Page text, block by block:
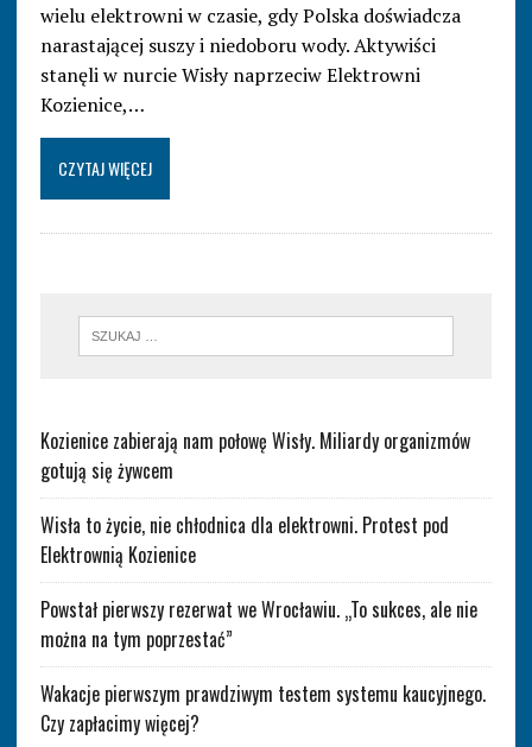
wielu elektrowni w czasie, gdy Polska doświadcza
narastającej suszy i niedoboru wody. Aktywiści
stanęli w nurcie Wisły naprzeciw Elektrowni
Kozienice,…
CZYTAJ WIĘCEJ
Kozienice zabierają nam połowę Wisły. Miliardy organizmów
gotują się żywcem
Wisła to życie, nie chłodnica dla elektrowni. Protest pod
Elektrownią Kozienice
Powstał pierwszy rezerwat we Wrocławiu. „To sukces, ale nie
można na tym poprzestać”
Wakacje pierwszym prawdziwym testem systemu kaucyjnego.
Czy zapłacimy więcej?